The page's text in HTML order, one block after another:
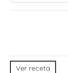
Ver receta